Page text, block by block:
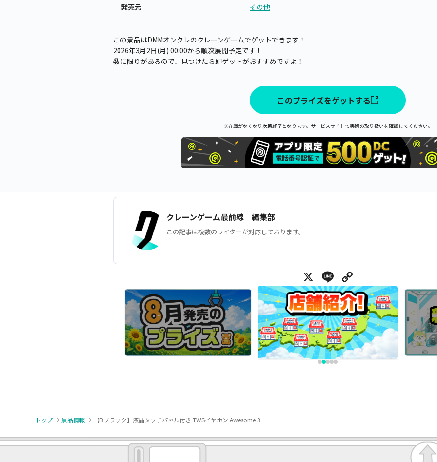
発売元 その他
この景品はDMMオンクレのクレーンゲームでゲットできます！
2026年3月2日(月) 00:00から順次展開予定です！
数に限りがあるので、見つけたら即ゲットがおすすめですよ！
このプライズをゲットする
※在庫がなくなり次第終了となります。サービスサイトで実際の取り扱いを確認してください。
クレーンゲーム最前線 編集部
この記事は複数のライターが対応しております。
X Line
トップ 景品情報 【Bブラック】液晶タッチパネル付き TWSイヤホン Awesome 3